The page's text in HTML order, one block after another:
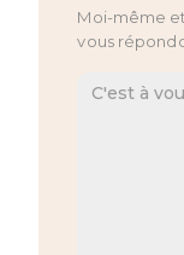
Moi-même
vous